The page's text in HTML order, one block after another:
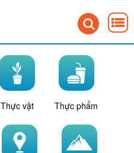
Thực vật Thực phẩm